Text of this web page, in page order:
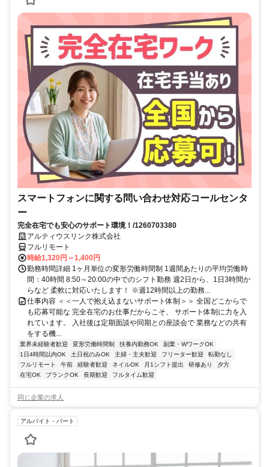
スマートフォンに関する問い合わせ対応コールセンタ
ー
完全在宅でも安心のサポート環境！/1260703380
アルティウスリンク株式会社
フルリモート
時給1,320円～1,400円
勤務時間詳細 1ヶ月単位の変形労働時間制 1週間あたりの平均労働時
間：40時間 8:50～20:00の中でのシフト勤務 週2日から、1日3時間か
らなど 柔軟に対応いたします！ ※週12時間以上の勤務...
仕事内容 ＜＜一人で抱え込まないサポート体制＞＞ 全国どこからで
も応募可能な 完全在宅のお仕事だからこそ、 サポート体制に力を入
れています。 入社後は定期面談や同期との座談会で 業務などの共有
をする機...
業界未経験者歓迎 変形労働時間制 扶養内勤務OK
副業・WワークOK
1日4時間以内OK
土日祝のみOK 主婦・主夫歓迎 フリーター歓迎
転勤なし
フルリモート
午前 経験者歓迎 ネイルOK 月1シフト提出 研修あり
夕方
在宅OK
ブランクOK 長期歓迎 フルタイム歓迎
同じ企業の求人
アルバイト・パート